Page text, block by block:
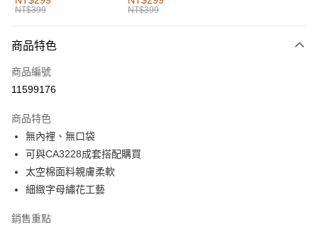
每筆NT$60，滿NT$1,000(含以上)免運費
付款後全家取貨
萊爾富取貨付款
付款後萊爾富取貨
每筆NT$60，滿NT$1,000(含以上)免運費
7-11取貨付款
每筆NT$60，滿NT$1,000(含以上)免運費
付款後7-11取貨
NT$399 NT$399
商品特色
商品編號
11599176
商品特色
無內裡、無口袋
可與CA3228成套搭配購買
太空棉面料親膚柔軟
細緻字母繡花工藝
銷售重點